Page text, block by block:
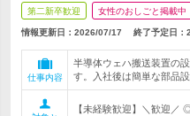
第二新卒歓迎 女性のおしごと掲載中
情報更新日：2026/07/17 終了予定日：
仕事内容
半導体ウェハ搬送装置の
す。入社後は簡単な部品
【未経験歓迎】＼歓迎／